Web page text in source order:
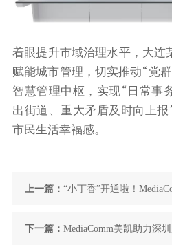
着眼提升市域治理水平，大连
赋能城市管理，切实推动“党
智慧管理中枢，实现“日常事
出街道、重大矛盾及时向上
市民生活幸福感。
上一篇： “小丁香”开通啦！
首条双城穿梭地铁项目
下一篇： MediaComm美凯助力深